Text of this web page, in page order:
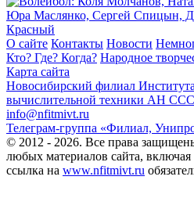
О сайте Контакты Новости
Кто? Где? Когда? Народное
Карта сайта
Новосибирский филиал
вычислительной техники АН
info@nfitmivt.ru
Телеграм-группа «Филиал,
© 2012 - 2026. Все права
любых материалов сайта,
ссылка на www.nfitmivt.ru